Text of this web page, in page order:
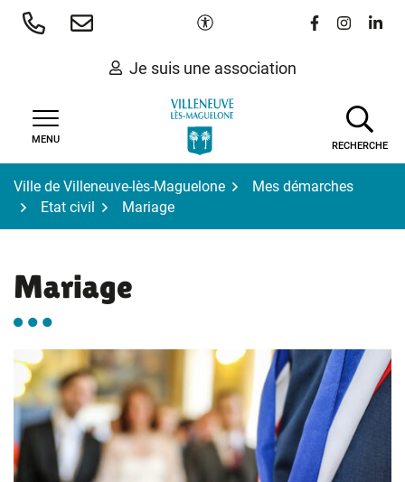
Aller
Paramètres d'accessibilité
Lien vers le
Lien vers
Lien
Je suis une association
MENU
RECHERCHE
Ville de Villeneuve-lès-Maguelone
Mes démarches
Etat civil
Mariage
Mariage